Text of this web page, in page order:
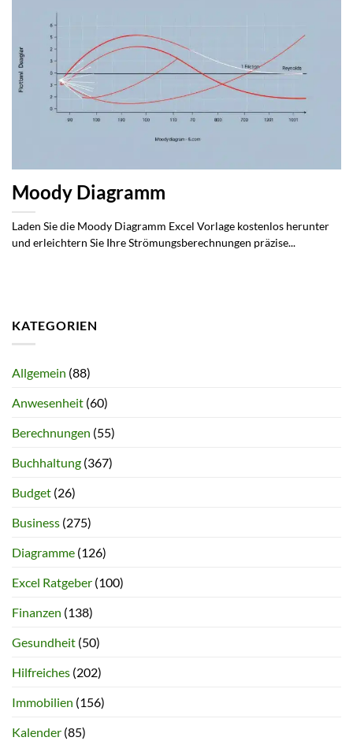
Moody Diagramm
Laden Sie die Moody Diagramm Excel Vorlage kostenlos herunter
und erleichtern Sie Ihre Strömungsberechnungen präzise...
KATEGORIEN
Allgemein (88)
Anwesenheit (60)
Berechnungen (55)
Buchhaltung (367)
Budget (26)
Business (275)
Diagramme (126)
Excel Ratgeber (100)
Finanzen (138)
Gesundheit (50)
Hilfreiches (202)
Immobilien (156)
Kalender (85)